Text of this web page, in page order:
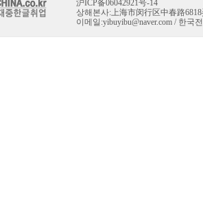
沪ICP备06042921号-14
상해본사:上海市闵行区中春路6818
이메일:yibuyibu@naver.com/ 한국전